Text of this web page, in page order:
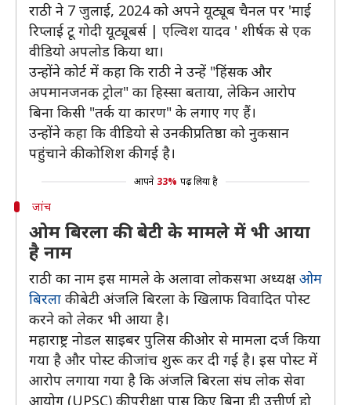
राठी ने 7 जुलाई, 2024 को अपने यूट्यूब चैनल पर 'माई
रिप्लाई टू गोदी यूट्यूबर्स | एल्विश यादव ' शीर्षक से एक
वीडियो अपलोड किया था।
उन्होंने कोर्ट में कहा कि राठी ने उन्हें "हिंसक और
अपमानजनक ट्रोल" का हिस्सा बताया, लेकिन आरोप
बिना किसी "तर्क या कारण" के लगाए गए हैं।
उन्होंने कहा कि वीडियो से उनकी प्रतिष्ठा को नुकसान
पहुंचाने की कोशिश की गई है।
आपने 33% पढ़ लिया है
जांच
ओम बिरला की बेटी के मामले में भी आया
है नाम
राठी का नाम इस मामले के अलावा लोकसभा अध्यक्षओम
बिरला की बेटी अंजलि बिरला के खिलाफ विवादित पोस्ट
करने को लेकर भी आया है।
महाराष्ट्र नोडल साइबर पुलिस की ओर से मामला दर्ज किया
गया है और पोस्ट की जांच शुरू कर दी गई है। इस पोस्ट में
आरोप लगाया गया है कि अंजलि बिरला संघ लोक सेवा
आयोग (UPSC) की परीक्षा पास किए बिना ही उत्तीर्ण हो